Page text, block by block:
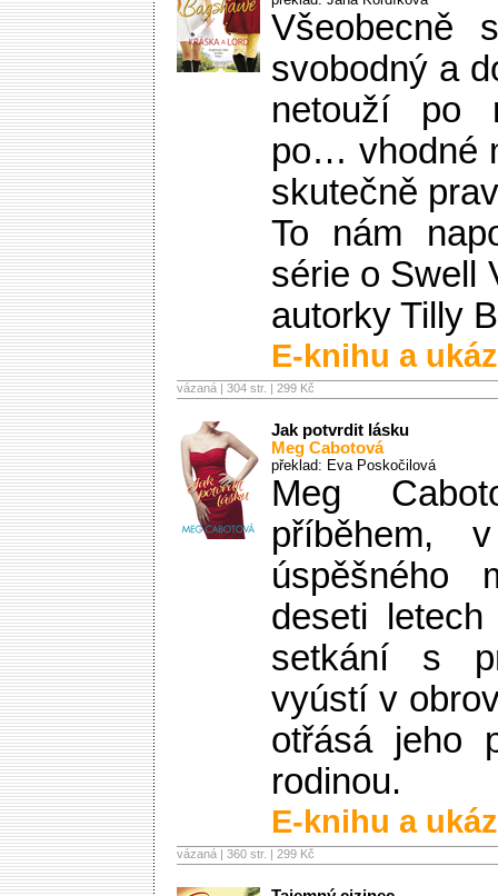
svobodný a
netouží po
po… vhodné
skutečně
To nám
série o Swell
autorky Tilly
E-knihu a
vázaná | 304 str. | 299 Kč
Jak potvrdit lásku
Meg Cabotová
překlad: Eva Poskočilová
Meg
příběhem,
úspěšného
deseti
setkání s
vyústí v
otřásá jeho
rodinou.
E-knihu a
vázaná | 360 str. | 299 Kč